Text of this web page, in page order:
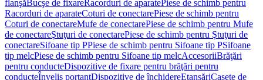
flanşăBucşe de fixareRacorduri de aparatePiese de schimb pentru
Racorduri de aparateCoturi de conectarePiese de schimb pentru
Coturi de conectareMufe de conectarePiese de schimb pentru Mufe
de conectareŞtuţuri de conectarePiese de schimb pentru Ştuţuri de
conectareSifoane tip PPiese de schimb pentru Sifoane tip PSifoane
tip melcPiese de schimb pentru Sifoane tip melcAccesoriiBrăţări
pentru conducteDispozitive de fixare pentru brăţări pentru
conducteÎnveliş portantDispozitive de închidereEtanșăriCasete de